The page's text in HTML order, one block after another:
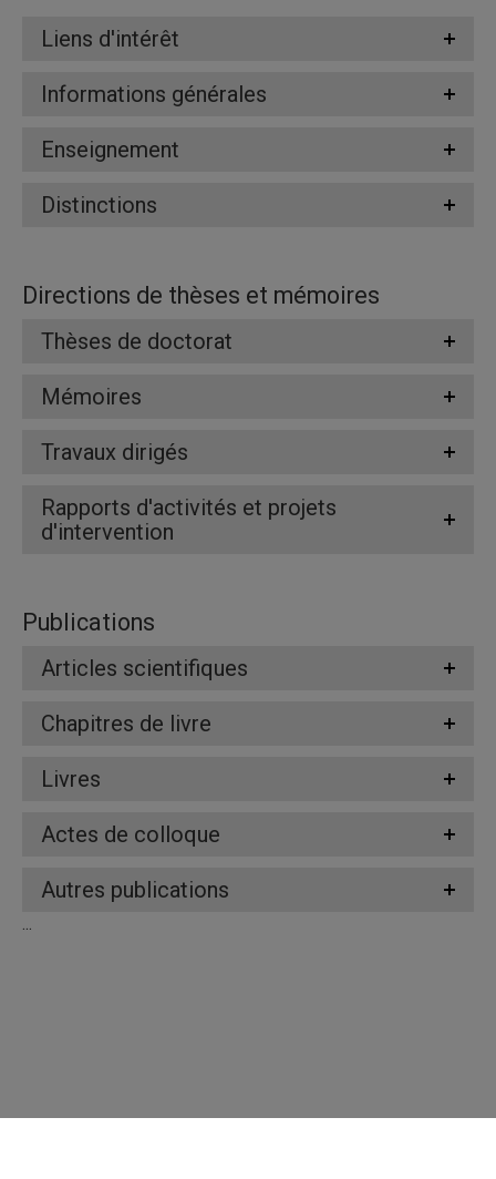
Liens d'intérêt
Informations générales
Enseignement
Distinctions
Directions de thèses et mémoires
Thèses de doctorat
Mémoires
Travaux dirigés
Rapports d'activités et projets
d'intervention
Publications
Articles scientifiques
Chapitres de livre
Livres
Actes de colloque
Autres publications
...